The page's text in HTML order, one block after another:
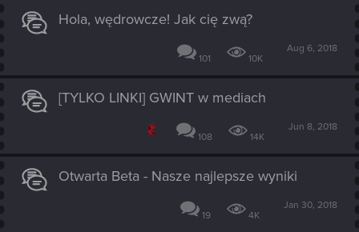
Hola, wędrowcze! Jak cię zwą?
101 10K
Aug 6, 2018
[TYLKO LINKI] GWINT w mediach
108 14K
Jun 8, 2018
Otwarta Beta - Nasze najlepsze wyniki
19 4K
Jan 30, 2018